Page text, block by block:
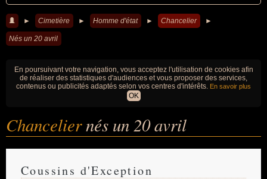
► Cimetière ► Homme d'état ► Chancelier ►
Nés un 20 avril
En poursuivant votre navigation, vous acceptez l'utilisation de cookies afin
de réaliser des statistiques d'audiences et vous proposer des services,
contenus ou publicités adaptés selon vos centres d'intérêts. En savoir plus
OK
Chanceliernés un 20 avril
Coussins d'Exception